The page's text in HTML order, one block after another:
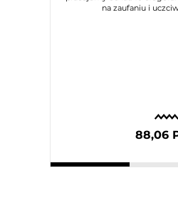
na zaufaniu i
88,06